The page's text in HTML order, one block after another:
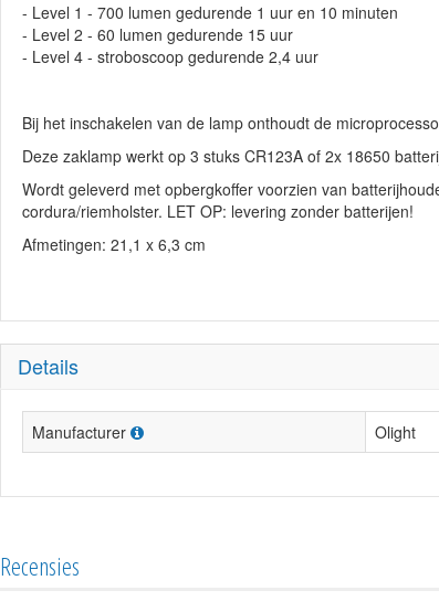
- Level 1 - 700 lumen gedurende 1 uur en 10 minuten
- Level 2 - 60 lumen gedurende 15 uur
- Level 4 - stroboscoop gedurende 2,4 uur
Bij het inschakelen van de lamp onthoudt de
Deze zaklamp werkt op 3 stuks CR123A of 2x 18650
Wordt geleverd met opbergkoffer voorzien van
cordura/riemholster. LET OP: levering zonder batterijen!
Afmetingen: 21,1 x 6,3 cm
Details
Manufacturer Olight
Recensies